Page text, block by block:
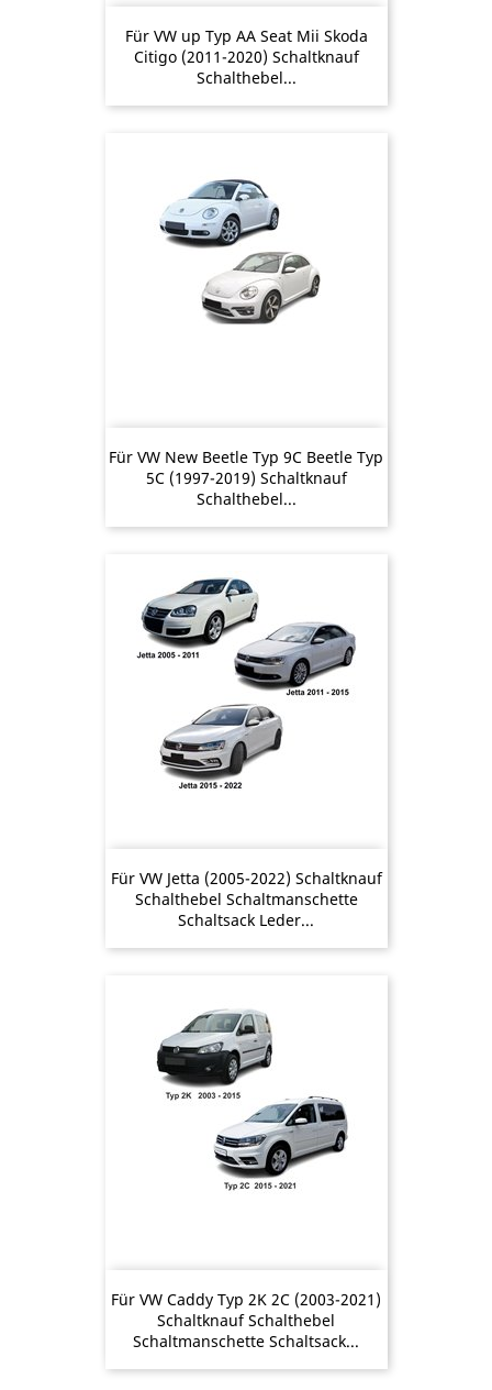
Für VW up Typ AA Seat Mii Skoda
Citigo (2011-2020) Schaltknauf
Schalthebel...
Für VW New Beetle Typ 9C Beetle Typ
5C (1997-2019) Schaltknauf
Schalthebel...
Für VW Jetta (2005-2022) Schaltknauf
Schalthebel Schaltmanschette
Schaltsack Leder...
Für VW Caddy Typ 2K 2C (2003-2021)
Schaltknauf Schalthebel
Schaltmanschette Schaltsack...